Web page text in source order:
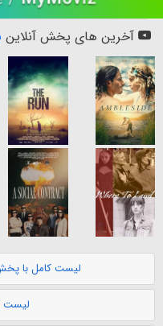
آخرین های پخش آنلاین
لیست کامل با
لیست